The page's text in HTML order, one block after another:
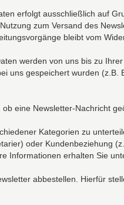
erfolgt ausschließlich auf
zum Versand des
bleibt vom
werden von uns bis zu
uns gespeichert wurden
eine Newsletter-Nachricht
Kategorien zu
oder Kundenbeziehung
Informationen erhalten Sie
abbestellen. Hierfür